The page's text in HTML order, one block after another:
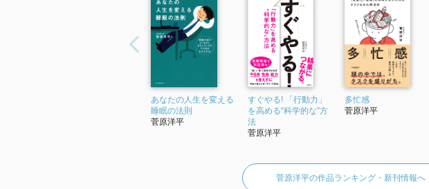
あなたの人生を変える
睡眠の法則
菅原洋平
すぐやる! 「行動力」
を高める“科学的な”方
法
菅原洋平
多忙感
菅原洋平
菅原洋平の作品ランキング・新刊情報へ